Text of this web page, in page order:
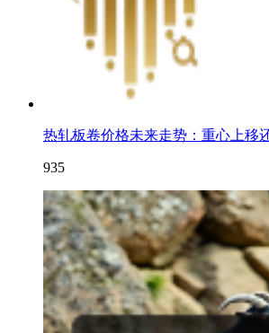
热轧板卷价格未来走势：重心上移
935